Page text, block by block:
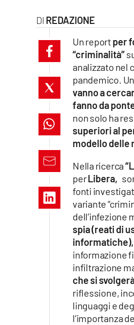
catanzarochannel.it
lacapitalenews.it
Vai
REDAZIONE
Un reportper
“criminalità”
analizzato nel
pandemico.
vanno a
fanno da
non solo ha
superiori al
modello delle
Nella ricerca
perLibera,
fonti
variante
dell’infezione
spia (reati di
informatiche),
informazione
infiltrazione
che si
riflessione,
linguaggi e
l’importanza